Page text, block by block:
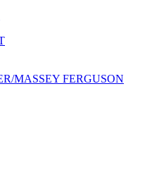
MASSEY FERGUSON